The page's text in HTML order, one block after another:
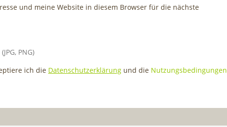
und meine Website in diesem Browser für die nächste
PNG)
ich die Datenschutzerklärung und die Nutzungsbedingungen